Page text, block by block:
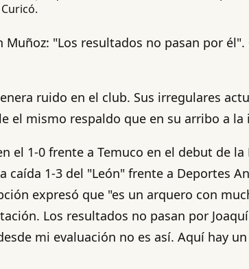
Muñoz: "Los resultados no pasan por
ruido en el club. Sus irregulares
el mismo respaldo que en su arribo a
el 1-0 frente a Temuco en el debut de
caída 1-3 del "León" frente a Deportes
expresó que "es un arquero con
Los resultados no pasan por
mi evaluación no es así. Aquí hay